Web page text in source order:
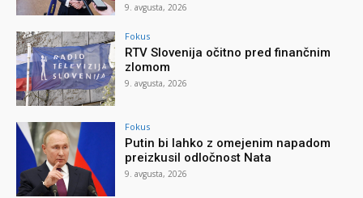
9. avgusta, 2026
Fokus
RTV Slovenija očitno pred finančnim
zlomom
9. avgusta, 2026
Fokus
Putin bi lahko z omejenim napadom
preizkusil odločnost Nata
9. avgusta, 2026